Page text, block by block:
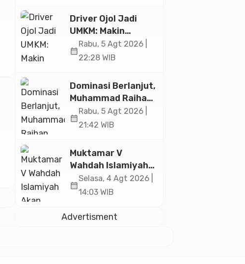
20,2 Triliun
Driver Ojol Jadi
UMKM: Makin
Sejahtera atau
Merana? Ini
Paramadina
calendar_month
Rabu, 5 Agt 2026 |
22:28 WIB
Dominasi Berlanjut,
Muhammad Raihan
Fadila Sabet Emas
Kyorugi di Asian
Indonesia Open
2026
calendar_month
Rabu, 5 Agt 2026 |
21:42 WIB
Muktamar V
Wahdah Islamiyah
Akan Kukuhkan
10.000 Guru Al-
Istiqlal
calendar_month
Selasa, 4 Agt 2026 |
14:03 WIB
Advertisment